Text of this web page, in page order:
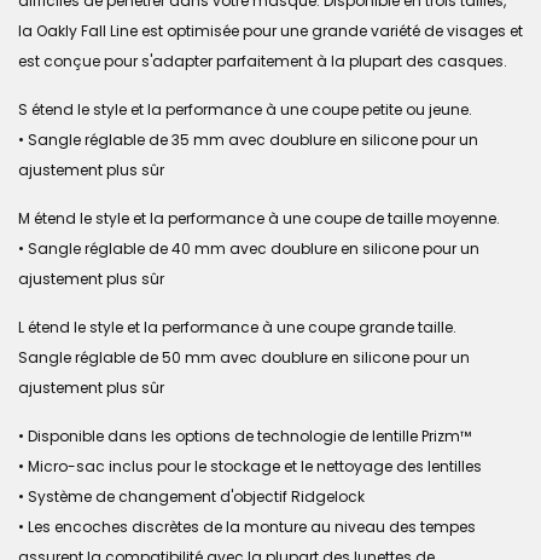
la Oakly Fall Line est optimisée pour une grande variété de visages et
est conçue pour s'adapter parfaitement à la plupart des casques.
S étend le style et la performance à une coupe petite ou jeune.
• Sangle réglable de 35 mm avec doublure en silicone pour un
ajustement plus sûr
M étend le style et la performance à une coupe de taille moyenne.
• Sangle réglable de 40 mm avec doublure en silicone pour un
ajustement plus sûr
L étend le style et la performance à une coupe grande taille.
Sangle réglable de 50 mm avec doublure en silicone pour un
ajustement plus sûr
• Disponible dans les options de technologie de lentille Prizm™
• Micro-sac inclus pour le stockage et le nettoyage des lentilles
• Système de changement d'objectif Ridgelock
• Les encoches discrètes de la monture au niveau des tempes